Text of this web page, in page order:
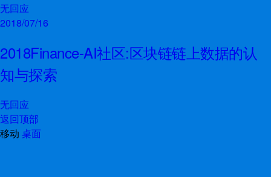
无回应
2018/07/16
2018Finance-AI社区:区块链链上数据的认
知与探索
无回应
返回顶部
移动 桌面